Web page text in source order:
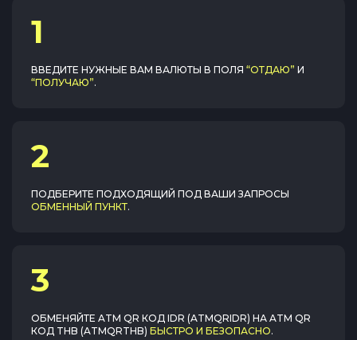
1
ВВЕДИТЕ НУЖНЫЕ ВАМ ВАЛЮТЫ В ПОЛЯ “ОТДАЮ” И
“ПОЛУЧАЮ”.
2
ПОДБЕРИТЕ ПОДХОДЯЩИЙ ПОД ВАШИ ЗАПРОСЫ
ОБМЕННЫЙ ПУНКТ.
3
ОБМЕНЯЙТЕ ATM QR КОД IDR (ATMQRIDR) НА ATM QR
КОД THB (ATMQRTHB) БЫСТРО И БЕЗОПАСНО.